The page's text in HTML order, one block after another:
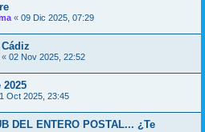
« 09 Dic 2025, 07:29
« 02 Nov 2025, 22:52
2025
Oct 2025, 23:45
DEL ENTERO POSTAL... ¿Te